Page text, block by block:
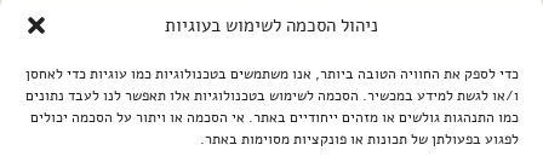
ניהול הסכמה לשימוש בעוגיות
כדי לספק את החוויה הטובה ביותר, אנו משתמשים בטכנולוגיות כמו עוגיות כדי לאחסן
ו/או לגשת למידע במכשיר. הסכמה לשימוש בטכנולוגיות אלו תאפשר לנו לעבד נתונים
כמו התנהגות גולשים או מזהים ייחודיים באתר. אי הסכמה או ויתור על הסכמה יכולים
לפגוע בפעולתן של תכונות או פונקציות מסוימות באתר.
פיתוח האתר:קנטאור
הצהרת נגישות